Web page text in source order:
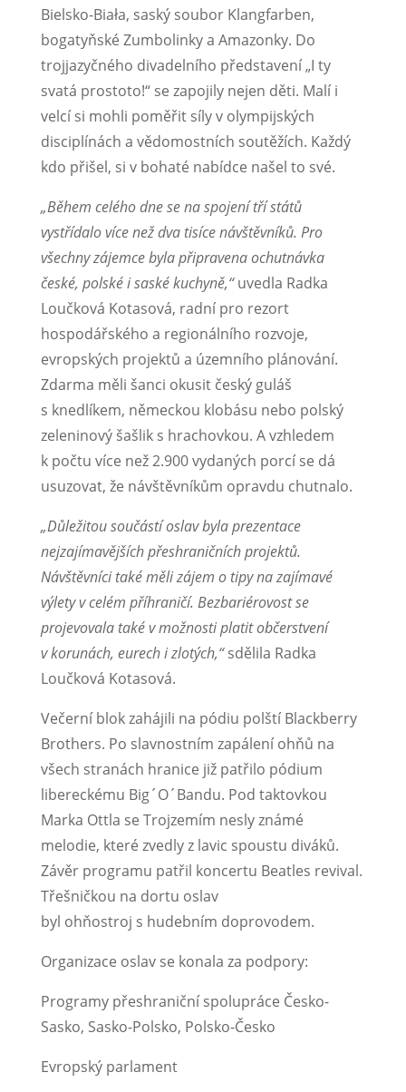
Bielsko-Biała, saský soubor Klangfarben,
bogatyňské Zumbolinky a Amazonky. Do
trojjazyčného divadelního představení „I ty
svatá prostoto!“ se zapojily nejen děti. Malí i
velcí si mohli poměřit síly v olympijských
disciplínách a vědomostních soutěžích. Každý
kdo přišel, si v bohaté nabídce našel to své.
„Během celého dne se na spojení tří států
vystřídalo více než dva tisíce návštěvníků. Pro
všechny zájemce byla připravena ochutnávka
české, polské i saské kuchyně,“uvedla Radka
Loučková Kotasová, radní pro rezort
hospodářského a regionálního rozvoje,
evropských projektů a územního plánování.
Zdarma měli šanci okusit český guláš
s knedlíkem, německou klobásu nebo polský
zeleninový šašlik s hrachovkou. A vzhledem
k počtu více než 2.900 vydaných porcí se dá
usuzovat, že návštěvníkům opravdu chutnalo.
„Důležitou součástí oslav byla prezentace
nejzajímavějších přeshraničních projektů.
Návštěvníci také měli zájem o tipy na zajímavé
výlety v celém příhraničí. Bezbariérovost se
projevovala také v možnosti platit občerstvení
v korunách, eurech i zlotých,“sdělila Radka
Loučková Kotasová.
Večerní blok zahájili na pódiu polští Blackberry
Brothers. Po slavnostním zapálení ohňů na
všech stranách hranice již patřilo pódium
libereckému Big´O´Bandu. Pod taktovkou
Marka Ottla se Trojzemím nesly známé
melodie, které zvedly z lavic spoustu diváků.
Závěr programu patřil koncertu Beatles revival.
Třešničkou na dortu oslav
byl ohňostroj s hudebním doprovodem.
Organizace oslav se konala za podpory:
Programy přeshraniční spolupráce Česko-
Sasko, Sasko-Polsko, Polsko-Česko
Evropský parlament